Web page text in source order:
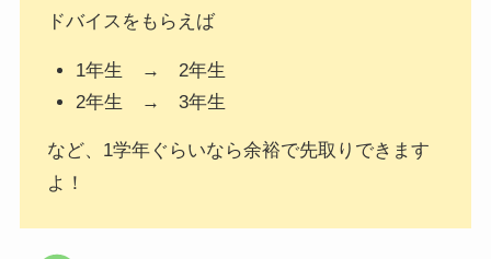
ドバイスをもらえば
1年生 → 2年生
2年生 → 3年生
など、1学年ぐらいなら余裕で先取りできます
よ！